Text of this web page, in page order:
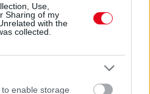
Use,
Sharing of my
with the
collected.
enable storage